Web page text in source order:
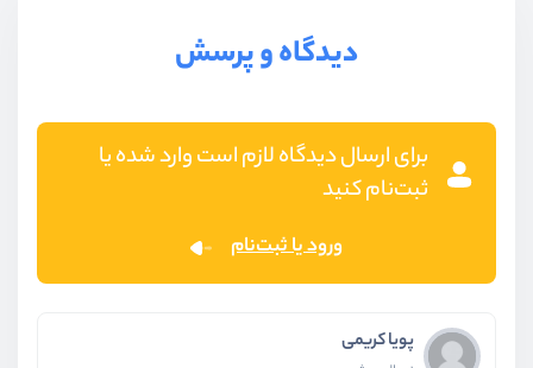
دیدگاه و پرسش
برای ارسال دیدگاه لازم است وارد شده یا
ثبت‌نام کنید
ورود یا ثبت‌نام
پویا کریمی